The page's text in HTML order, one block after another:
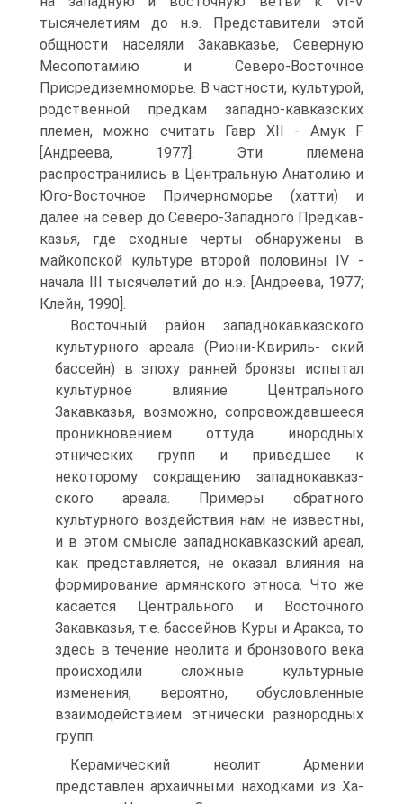
тысячелетиям до н.э. Представители этой
общности населяли Закавказье, Северную
Месопотамию и Северо-Восточное
Присредиземноморье. В частности, культурой,
родственной предкам западно-кавказских
племен, можно считать Гавр XII - Амук F
[Андре­ева, 1977]. Эти племена
распространились в Центральную Анатолию и
Юго-Во­сточное Причерноморье (хатти) и
далее на север до Северо-Западного Предкав­
казья, где сходные черты обнаружены в
майкопской культуре второй половины IV -
начала III тысячелетий до н.э. [Андреева, 1977;
Клейн, 1990].
Восточный район западнокавказского
культурного ареала (Риони-Квириль- ский
бассейн) в эпоху ранней бронзы испытал
культурное влияние Центрально­го
Закавказья, возможно, сопровождавшееся
проникновением оттуда инород­ных
этнических групп и приведшее к
некоторому сокращению западнокавказ­
ского ареала. Примеры обратного
культурного воздействия нам не известны,
и в этом смысле западнокавказский ареал,
как представляется, не оказал влияния на
формирование армянского этноса. Что же
касается Центрального и Восточ­ного
Закавказья, т.е. бассейнов Куры и Аракса, то
здесь в течение неолита и бронзового века
происходили сложные культурные
изменения, вероятно, обу­словленные
взаимодействием этнически разнородных
групп.
Керамический неолит Армении
представлен архаичными находками из Ха-